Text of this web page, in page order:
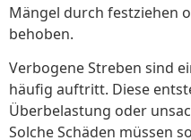
Mängel durch festziehen
behoben.
Verbogene Streben sind
häufig auftritt. Diese
Überbelastung oder
Solche Schäden müssen